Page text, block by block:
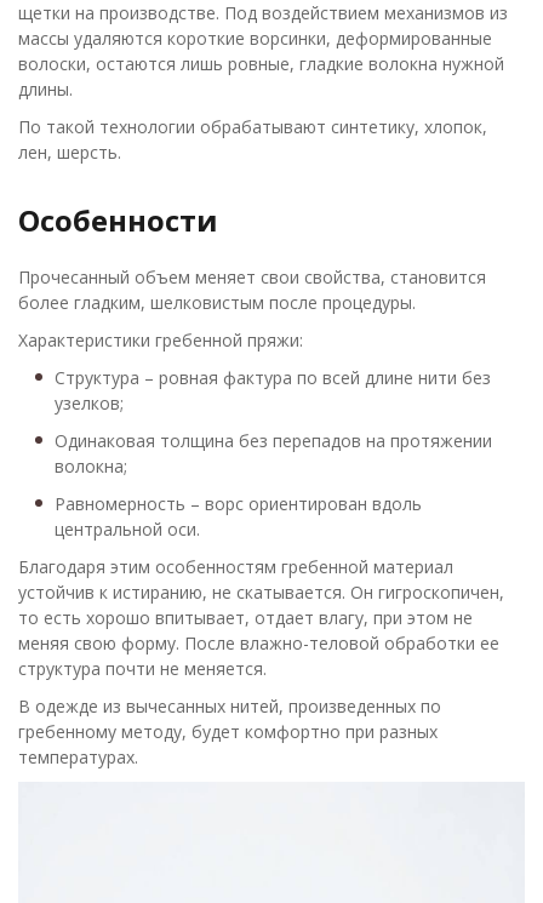
щетки на производстве. Под воздействием механизмов из
массы удаляются короткие ворсинки, деформированные
волоски, остаются лишь ровные, гладкие волокна нужной
длины.
По такой технологии обрабатывают синтетику, хлопок,
лен, шерсть.
Особенности
Прочесанный объем меняет свои свойства, становится
более гладким, шелковистым после процедуры.
Характеристики гребенной пряжи:
Структура – ровная фактура по всей длине нити без
узелков;
Одинаковая толщина без перепадов на протяжении
волокна;
Равномерность – ворс ориентирован вдоль
центральной оси.
Благодаря этим особенностям гребенной материал
устойчив к истиранию, не скатывается. Он гигроскопичен,
то есть хорошо впитывает, отдает влагу, при этом не
меняя свою форму. После влажно-теловой обработки ее
структура почти не меняется.
В одежде из вычесанных нитей, произведенных по
гребенному методу, будет комфортно при разных
температурах.